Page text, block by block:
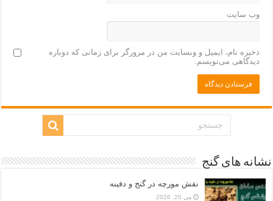
وب‌ سایت
ذخیره نام، ایمیل و وبسایت من در مرورگر برای زمانی که دوباره
دیدگاهی می‌نویسم.
نشانه های گنج
نقش مورچه در گنج و دفینه
می 20, 2026